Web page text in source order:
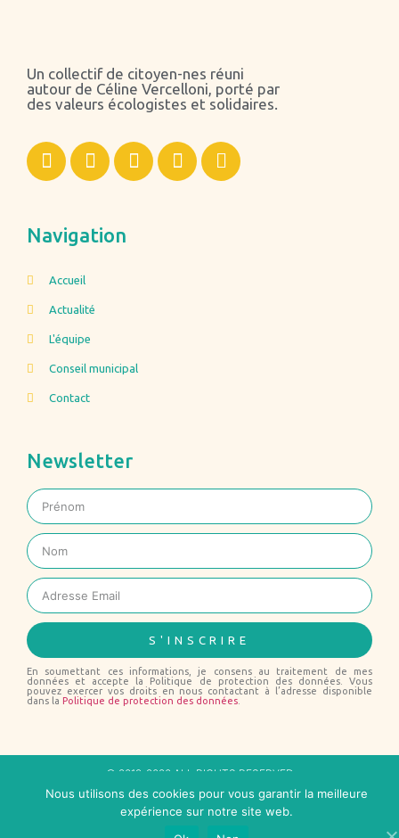
Un collectif de citoyen-nes réuni
autour de Céline Vercelloni, porté par
des valeurs écologistes et solidaires.
Navigation
Accueil
Actualité
L'équipe
Conseil municipal
Contact
Newsletter
S'INSCRIRE
En soumettant ces informations, je consens au traitement de mes
données et accepte la Politique de protection des données. Vous
pouvez exercer vos droits en nous contactant à l’adresse disponible
dans la Politique de protection des données
© 2019-2020 ALL RIGHTS RESERVED
– POLITIQUE DE PROTECTION DES DONNÉES
A CARACTÈRE PERSONNEL
Nous utilisons des cookies pour vous garantir la meilleure
expérience sur notre site web.